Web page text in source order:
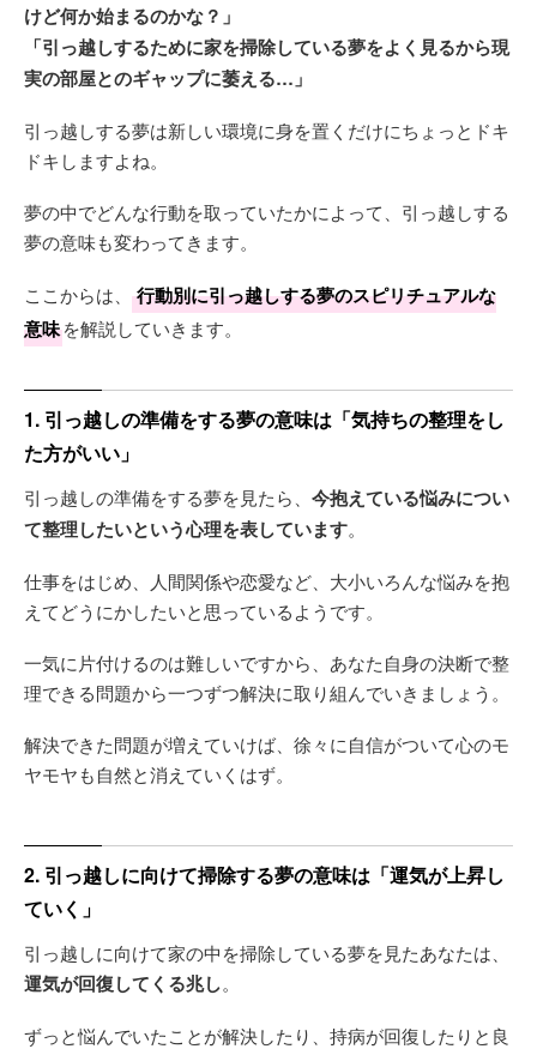
けど何か始まるのかな？」
「引っ越しするために家を掃除している夢をよく見るから現
実の部屋とのギャップに萎える…」
引っ越しする夢は新しい環境に身を置くだけにちょっとドキ
ドキしますよね。
夢の中でどんな行動を取っていたかによって、引っ越しする
夢の意味も変わってきます。
ここからは、
行動別に引っ越しする夢のスピリチュアルな
意味を解説していきます。
1. 引っ越しの準備をする夢の意味は「気持ちの整理をし
た方がいい」
引っ越しの準備をする夢を見たら、 今抱えている悩みについ
て整理したいという心理を表しています。
仕事をはじめ、人間関係や恋愛など、大小いろんな悩みを抱
えてどうにかしたいと思っているようです。
一気に片付けるのは難しいですから、あなた自身の決断で整
理できる問題から一つずつ解決に取り組んでいきましょう。
解決できた問題が増えていけば、徐々に自信がついて心のモ
ヤモヤも自然と消えていくはず。
2. 引っ越しに向けて掃除する夢の意味は「運気が上昇し
ていく」
引っ越しに向けて家の中を掃除している夢を見たあなたは、
運気が回復してくる兆し。
ずっと悩んでいたことが解決したり、持病が回復したりと良